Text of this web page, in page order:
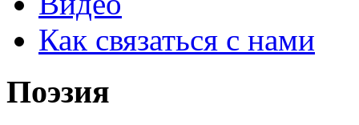
Как связаться с нами
Поэзия